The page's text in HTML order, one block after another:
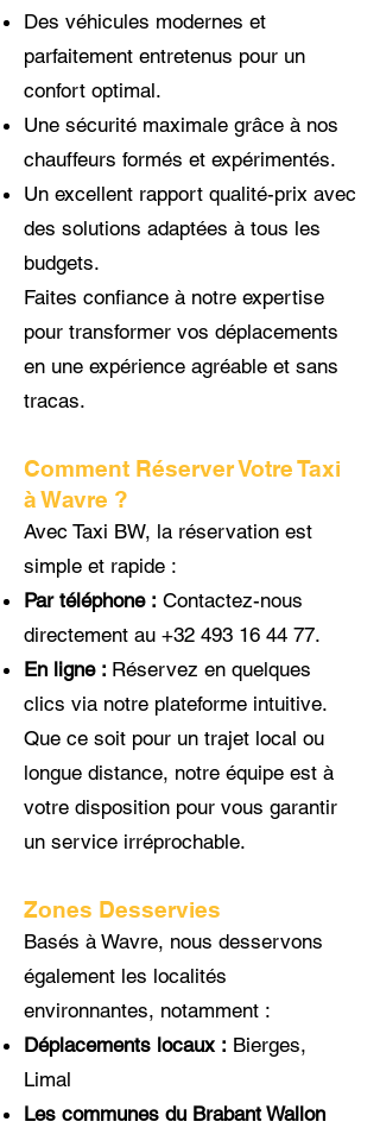
Des véhicules modernes et
parfaitement entretenus pour un
confort optimal.
Une sécurité maximale grâce à nos
chauffeurs formés et expérimentés.
Un excellent rapport qualité-prix avec
des solutions adaptées à tous les
budgets.
Faites confiance à notre expertise
pour transformer vos déplacements
en une expérience agréable et sans
tracas.
Comment Réserver Votre Taxi
à Wavre ?
Avec Taxi BW, la réservation est
simple et rapide :
Par téléphone : Contactez-nous
directement au +32 493 16 44 77.
En ligne : Réservez en quelques
clics via notre plateforme intuitive.
Que ce soit pour un trajet local ou
longue distance, notre équipe est à
votre disposition pour vous garantir
un service irréprochable.
Zones Desservies
Basés à Wavre, nous desservons
également les localités
environnantes, notamment :
Déplacements locaux : Bierges,
Limal
Les communes du Brabant Wallon